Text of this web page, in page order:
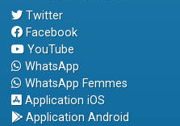
Twitter
Facebook
YouTube
WhatsApp
WhatsApp Femmes
Application iOS
Application Android